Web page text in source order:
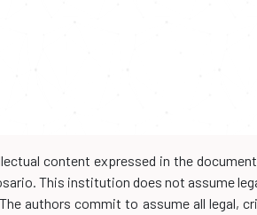
content expressed in the
This institution does not assume
authors commit to assume all legal,